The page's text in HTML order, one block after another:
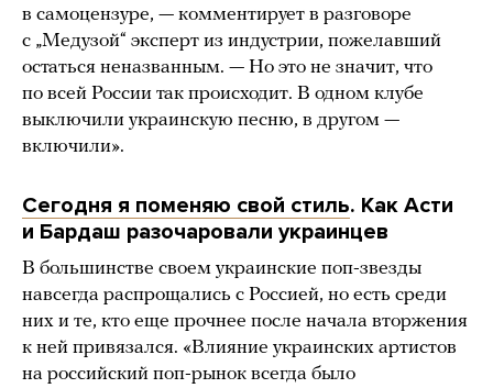
в самоцензуре, — комментирует в разговоре
с „Медузой“ эксперт из индустрии, пожелавший
остаться неназванным. — Но это не значит, что
по всей России так происходит. В одном клубе
выключили украинскую песню, в другом —
включили».
Сегодня я поменяю свой стиль. Как Асти
и Бардаш разочаровали украинцев
В большинстве своем украинские поп-звезды
навсегда распрощались с Россией, но есть среди
них и те, кто еще прочнее после начала вторжения
к ней привязался. «Влияние украинских артистов
на российский поп-рынок всегда было